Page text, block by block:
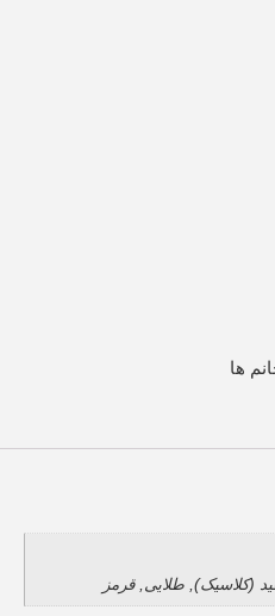
ها
(کلاسیک), طلایی, قرمز